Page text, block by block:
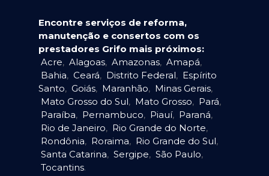
Encontre serviços de reforma,
manutenção e consertos com os
prestadores Grifo mais próximos:
Acre, Alagoas, Amazonas, Amapá,
Bahia, Ceará, Distrito Federal, Espírito
Santo, Goiás, Maranhão, Minas Gerais,
Mato Grosso do Sul, Mato Grosso, Pará,
Paraíba, Pernambuco, Piauí, Paraná,
Rio de Janeiro, Rio Grande do Norte,
Rondônia, Roraima, Rio Grande do Sul,
Santa Catarina, Sergipe, São Paulo,
Tocantins.